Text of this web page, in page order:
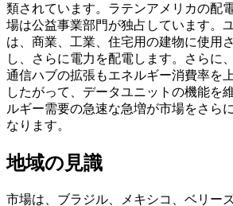
類されています。ラテンアメリカの配
場は公益事業部門が独占しています。
は、商業、工業、住宅用の建物に使用
し、さらに電力を配電します。さらに
通信ハブの拡張もエネルギー消費率を
したがって、データユニットの機能を
ルギー需要の急速な急増が市場をさら
なります。
地域の見識
市場は、ブラジル、メキシコ、ベリー